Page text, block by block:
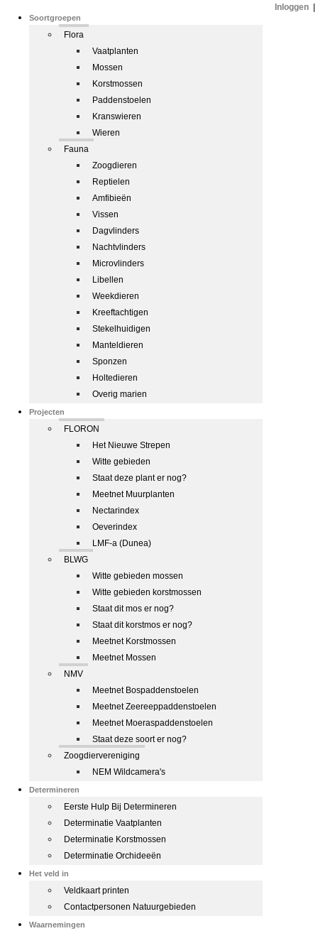
Soortgroepen
Flora
Vaatplanten
Mossen
Korstmossen
Paddenstoelen
Kranswieren
Wieren
Fauna
Zoogdieren
Reptielen
Amfibieën
Vissen
Dagvlinders
Nachtvlinders
Microvlinders
Libellen
Weekdieren
Kreeftachtigen
Stekelhuidigen
Manteldieren
Sponzen
Holtedieren
Overig marien
Projecten
FLORON
Het Nieuwe Strepen
Witte gebieden
Staat deze plant er nog?
Meetnet Muurplanten
Nectarindex
Oeverindex
LMF-a (Dunea)
BLWG
Witte gebieden mossen
Witte gebieden korstmossen
Staat dit mos er nog?
Staat dit korstmos er nog?
Meetnet Korstmossen
Meetnet Mossen
NMV
Meetnet Bospaddenstoelen
Meetnet Zeereeppaddenstoelen
Meetnet Moeraspaddenstoelen
Staat deze soort er nog?
Zoogdiervereniging
NEM Wildcamera's
Determineren
Eerste Hulp Bij Determineren
Determinatie Vaatplanten
Determinatie Korstmossen
Determinatie Orchideeën
Het veld in
Veldkaart printen
Contactpersonen Natuurgebieden
Waarnemingen
Inloggen